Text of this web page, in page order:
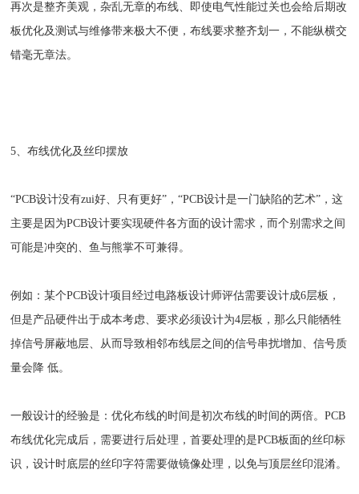
再次是整齐美观，杂乱无章的布线、即使电气性能过关也会给后期改
板优化及测试与维修带来极大不便，布线要求整齐划一，不能纵横交
错毫无章法。
5、布线优化及丝印摆放
“PCB设计没有zui好、只有更好”，“PCB设计是一门缺陷的艺术”，这
主要是因为PCB设计要实现硬件各方面的设计需求，而个别需求之间
可能是冲突的、鱼与熊掌不可兼得。
例如：某个PCB设计项目经过电路板设计师评估需要设计成6层板，
但是产品硬件出于成本考虑、要求必须设计为4层板，那么只能牺牲
掉信号屏蔽地层、从而导致相邻布线层之间的信号串扰增加、信号质
量会降 低。
一般设计的经验是：优化布线的时间是初次布线的时间的两倍。PCB
布线优化完成后，需要进行后处理，首要处理的是PCB板面的丝印标
识，设计时底层的丝印字符需要做镜像处理，以免与顶层丝印混淆。